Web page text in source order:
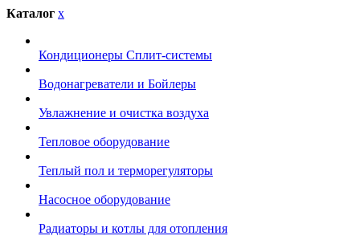
Каталог x
Кондиционеры Сплит-системы
Водонагреватели и Бойлеры
Увлажнение и очистка воздуха
Тепловое оборудование
Теплый пол и терморегуляторы
Насосное оборудование
Радиаторы и котлы для отопления